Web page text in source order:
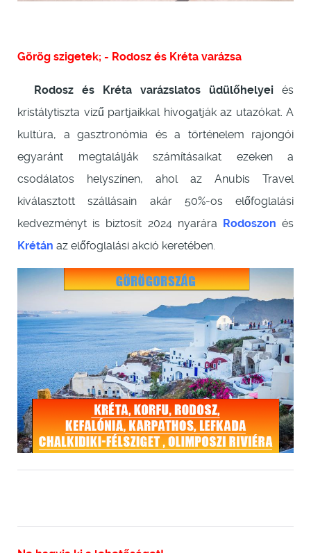
Görög szigetek; - Rodosz és Kréta varázsa
Rodosz és Kréta varázslatos üdülőhelyei és
kristálytiszta vizű partjaikkal hívogatják az utazókat. A
kultúra, a gasztronómia és a történelem rajongói
egyaránt megtalálják számításaikat ezeken a
csodálatos helyszínen, ahol az Anubis Travel
kiválasztott szállásain akár 50%-os előfoglalási
kedvezményt is biztosít 2024 nyarára
Rodoszon és
Krétán az előfoglalási akció keretében.